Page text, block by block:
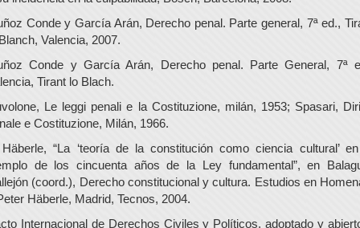
Conde y García Arán, Derecho penal. Parte general, 7ª ed.,
Valencia, 2007.
Conde y García Arán, Derecho penal. Parte General, 7ª
Tirant lo Blach.
Le leggi penali e la Costituzione, milán, 1953; Spasari,
e Costituzione, Milán, 1966.
“La ‘teoría de la constitución como ciencia cultural’
de los cincuenta años de la Ley fundamental”, en
(coord.), Derecho constitucional y cultura. Estudios en
Häberle, Madrid, Tecnos, 2004.
Internacional de Derechos Civiles y Políticos, adoptado y